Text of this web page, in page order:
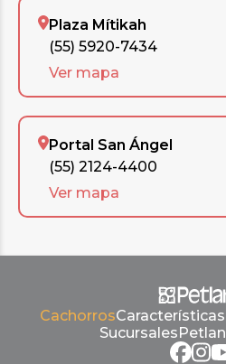
Plaza Mítikah
(55) 5920-7434
Ver mapa
Portal San Ángel
(55) 2124-4400
Ver mapa
Cachorros
Sucursales